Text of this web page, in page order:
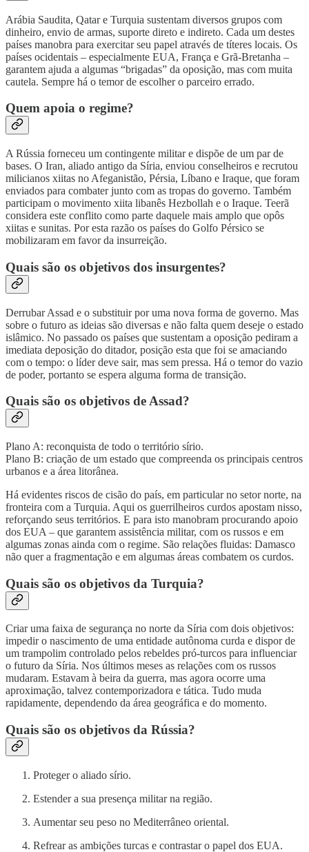
Arábia Saudita, Qatar e Turquia sustentam diversos grupos com
dinheiro, envio de armas, suporte direto e indireto. Cada um destes
países manobra para exercitar seu papel através de títeres locais. Os
países ocidentais – especialmente EUA, França e Grã-Bretanha –
garantem ajuda a algumas “brigadas” da oposição, mas com muita
cautela. Sempre há o temor de escolher o parceiro errado.
Quem apoia o regime?
A Rússia forneceu um contingente militar e dispõe de um par de
bases. O Iran, aliado antigo da Síria, enviou conselheiros e recrutou
milicianos xiitas no Afeganistão, Pérsia, Líbano e Iraque, que foram
enviados para combater junto com as tropas do governo. Também
participam o movimento xiita libanês Hezbollah e o Iraque. Teerã
considera este conflito como parte daquele mais amplo que opôs
xiitas e sunitas. Por esta razão os países do Golfo Pérsico se
mobilizaram em favor da insurreição.
Quais são os objetivos dos insurgentes?
Derrubar Assad e o substituir por uma nova forma de governo. Mas
sobre o futuro as ideias são diversas e não falta quem deseje o estado
islâmico. No passado os países que sustentam a oposição pediram a
imediata deposição do ditador, posição esta que foi se amaciando
com o tempo: o líder deve sair, mas sem pressa. Há o temor do vazio
de poder, portanto se espera alguma forma de transição.
Quais são os objetivos de Assad?
Plano A: reconquista de todo o território sírio.
Plano B: criação de um estado que compreenda os principais centros
urbanos e a área litorânea.
Há evidentes riscos de cisão do país, em particular no setor norte, na
fronteira com a Turquia. Aqui os guerrilheiros curdos apostam nisso,
reforçando seus territórios. E para isto manobram procurando apoio
dos EUA – que garantem assistência militar, com os russos e em
algumas zonas ainda com o regime. São relações fluidas: Damasco
não quer a fragmentação e em algumas áreas combatem os curdos.
Quais são os objetivos da Turquia?
Criar uma faixa de segurança no norte da Síria com dois objetivos:
impedir o nascimento de uma entidade autônoma curda e dispor de
um trampolim controlado pelos rebeldes pró-turcos para influenciar
o futuro da Síria. Nos últimos meses as relações com os russos
mudaram. Estavam à beira da guerra, mas agora ocorre uma
aproximação, talvez contemporizadora e tática. Tudo muda
rapidamente, dependendo da área geográfica e do momento.
Quais são os objetivos da Rússia?
Proteger o aliado sírio.
Estender a sua presença militar na região.
Aumentar seu peso no Mediterrâneo oriental.
Refrear as ambições turcas e contrastar o papel dos EUA.